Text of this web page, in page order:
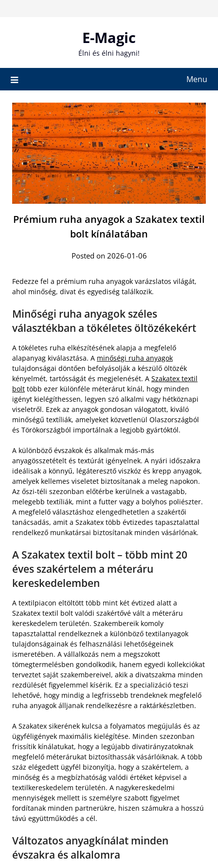
E-Magic
Élni és élni hagyni!
Menu
Prémium ruha anyagok a Szakatex textil
bolt kínálatában
Posted on 2026-01-06
Fedezze fel a prémium ruha anyagok varázslatos világát,
ahol minőség, divat és egyediség találkozik.
Minőségi ruha anyagok széles
választékban a tökéletes öltözékekért
A tökéletes ruha elkészítésének alapja a megfelelő
alapanyag kiválasztása. A minőségi ruha anyagok
tulajdonságai döntően befolyásolják a készülő öltözék
kényelmét, tartósságát és megjelenését. A Szakatex textil
bolt több ezer különféle méterárut kínál, hogy minden
igényt kielégíthessen, legyen szó alkalmi vagy hétköznapi
viseletről. Ezek az anyagok gondosan válogatott, kiváló
minőségű textíliák, amelyeket közvetlenül Olaszországból
és Törökországból importálnak a legjobb gyártóktól.
A különböző évszakok és alkalmak más-más
anyagösszetételt és textúrát igényelnek. A nyári időszakra
ideálisak a könnyű, légáteresztő viszkóz és krepp anyagok,
amelyek kellemes viseletet biztosítanak a meleg napokon.
Az őszi-téli szezonban előtérbe kerülnek a vastagabb,
melegebb textíliák, mint a futter vagy a bolyhos poliészter.
A megfelelő választáshoz elengedhetetlen a szakértői
tanácsadás, amit a Szakatex több évtizedes tapasztalattal
rendelkező munkatársai biztosítanak minden vásárlónak.
A Szakatex textil bolt – több mint 20
éves szakértelem a méteráru
kereskedelemben
A textilpiacon eltöltött több mint két évtized alatt a
Szakatex textil bolt valódi szakértővé vált a méteráru
kereskedelem területén. Szakembereik komoly
tapasztalattal rendelkeznek a különböző textilanyagok
tulajdonságainak és felhasználási lehetőségeinek
ismeretében. A vállalkozás nem a megszokott
tömegtermelésben gondolkodik, hanem egyedi kollekciókat
terveztet saját szakembereivel, akik a divatszakma minden
rezdülését figyelemmel kísérik. Ez a specializáció teszi
lehetővé, hogy mindig a legfrissebb trendeknek megfelelő
ruha anyagok álljanak rendelkezésre a raktárkészletben.
A Szakatex sikerének kulcsa a folyamatos megújulás és az
ügyféligények maximális kielégítése. Minden szezonban
frissítik kínálatukat, hogy a legújabb divatirányzatoknak
megfelelő méterárukat biztosíthassák vásárlóiknak. A több
száz elégedett ügyfél bizonyítja, hogy a szakértelem, a
minőség és a megbízhatóság valódi értéket képvisel a
textilkereskedelem területén. A nagykereskedelmi
mennyiségek mellett is személyre szabott figyelmet
fordítanak minden partnerükre, hiszen számukra a hosszú
távú együttműködés a cél.
Változatos anyagkínálat minden
évszakra és alkalomra